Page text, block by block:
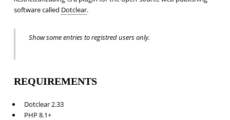
software called Dotclear.
Show some entries to registred users only.
REQUIREMENTS
Dotclear 2.33
PHP 8.1+